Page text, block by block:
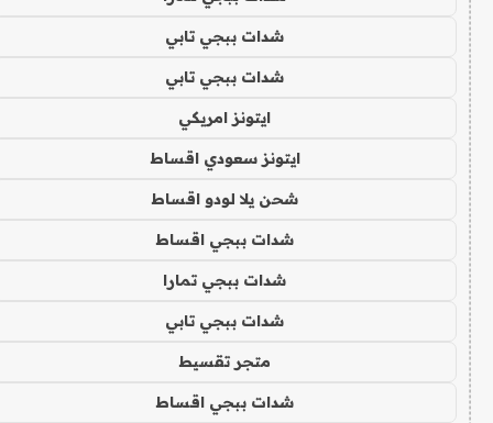
شدات ببجي تابي
شدات ببجي تابي
ايتونز امريكي
ايتونز سعودي اقساط
شحن يلا لودو اقساط
شدات ببجي اقساط
شدات ببجي تمارا
شدات ببجي تابي
متجر تقسيط
شدات ببجي اقساط